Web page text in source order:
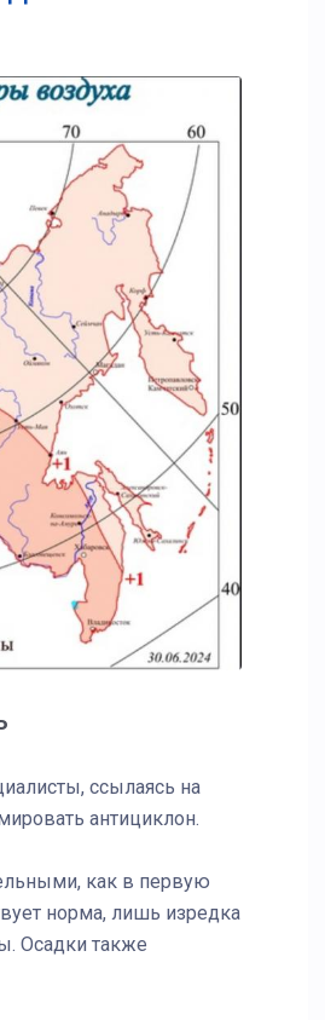
ссылаясь на
антициклон.
как в первую
норма, лишь изредка
Осадки также